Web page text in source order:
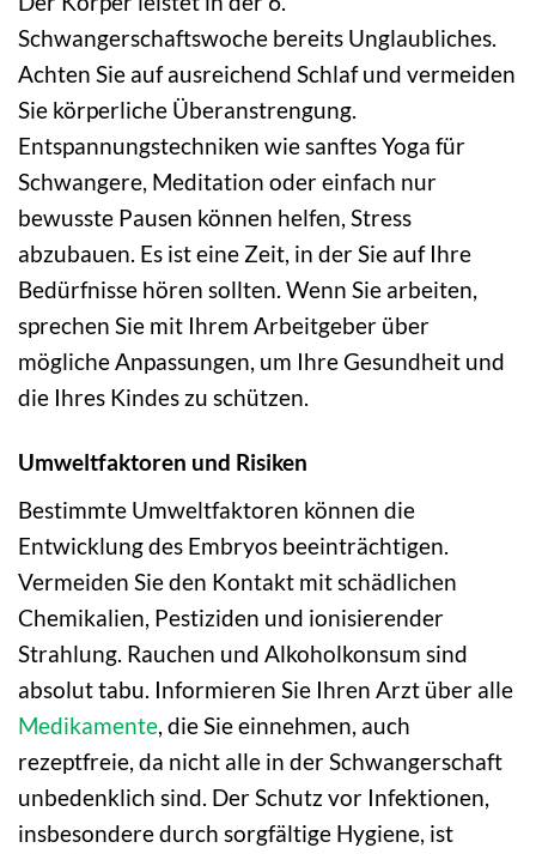
Schwangerschaftswoche bereits Unglaubliches.
Achten Sie auf ausreichend Schlaf und vermeiden
Sie körperliche Überanstrengung.
Entspannungstechniken wie sanftes Yoga für
Schwangere, Meditation oder einfach nur
bewusste Pausen können helfen, Stress
abzubauen. Es ist eine Zeit, in der Sie auf Ihre
Bedürfnisse hören sollten. Wenn Sie arbeiten,
sprechen Sie mit Ihrem Arbeitgeber über
mögliche Anpassungen, um Ihre Gesundheit und
die Ihres Kindes zu schützen.
Umweltfaktoren und Risiken
Bestimmte Umweltfaktoren können die
Entwicklung des Embryos beeinträchtigen.
Vermeiden Sie den Kontakt mit schädlichen
Chemikalien, Pestiziden und ionisierender
Strahlung. Rauchen und Alkoholkonsum sind
absolut tabu. Informieren Sie Ihren Arzt über alle
Medikamente, die Sie einnehmen, auch
rezeptfreie, da nicht alle in der Schwangerschaft
unbedenklich sind. Der Schutz vor Infektionen,
insbesondere durch sorgfältige Hygiene, ist